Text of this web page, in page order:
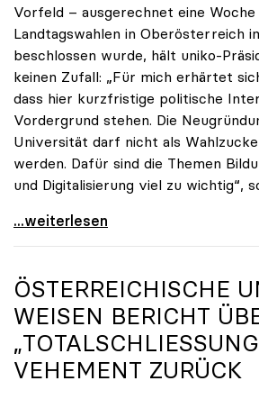
Vorfeld – ausgerechnet eine
Landtagswahlen in Oberösterreich
beschlossen wurde, hält uniko-
keinen Zufall: „Für mich erhärtet
dass hier kurzfristige politische
Vordergrund stehen. Die
Universität darf nicht als
werden. Dafür sind die Themen
und Digitalisierung viel zu wichtig“,
uniko-Präsidentin zur TU OÖ: „Völlig
...weiterlesen
ÖSTERREICHISCHE
WEISEN BERICHT
„TOTALSCHLIESSUNG“
EHEMENT ZURÜCK